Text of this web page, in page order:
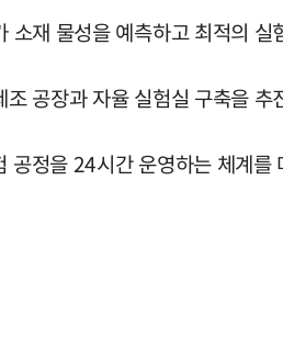
재 물성을 예측하고 최적의
공장과 자율 실험실 구축을 추
공정을 24시간 운영하는 체계를